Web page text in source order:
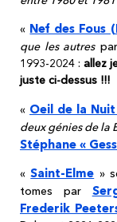
« Nef des Fous
que les autrespar
1993-2024 :allez
juste ci-dessus !!!
« Oeil de la Nuit
deux génies de la
Stéphane «
«Saint-Elme »
tomes par
Frederik